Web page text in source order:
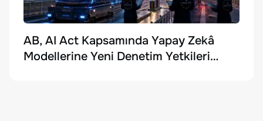
AB, AI Act Kapsamında Yapay Zekâ
Modellerine Yeni Denetim Yetkileri